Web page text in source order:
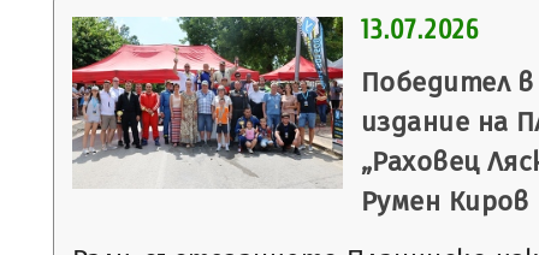
13.07.2026
Победител
издание на
„Раховец
Румен Киров